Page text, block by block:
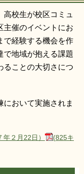
校生が校区コミュ
主催のイベントにお
で経験する機会を作
で地域が抱える課題
ることの大切さにつ
おいて実施されま
２月22日）
(825キ